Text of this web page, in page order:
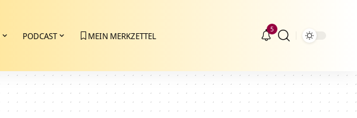
PODCAST MEIN MERKZETTEL
5